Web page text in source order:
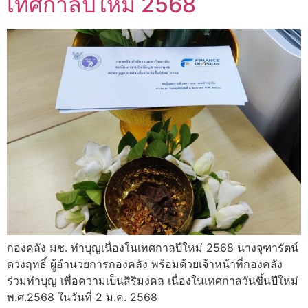
กองคลัง มช. ทำบุญเนื่องในเทศกาลปีใหม่ 2568 นางจุฑารัตน์
ดวงฤทธิ์ ผู้อำนวยการกองคลัง พร้อมด้วยเจ้าหน้าที่กองคลัง
ร่วมทำบุญ เพื่อความเป็นสิริมงคล เนื่องในเทศกาลวันขึ้นปีใหม่
พ.ศ.2568 ในวันที่ 2 ม.ค. 2568